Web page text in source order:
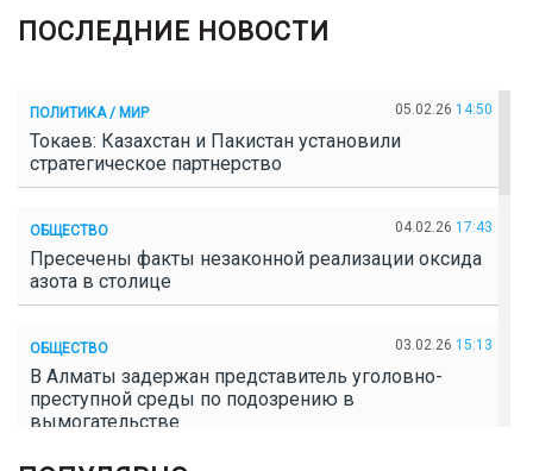
ПОСЛЕДНИЕ НОВОСТИ
ПОЛИТИКА / МИР 05.02.26 14:50
Токаев: Казахстан и Пакистан установили
стратегическое партнерство
ОБЩЕСТВО 04.02.26 17:43
Пресечены факты незаконной реализации оксида
азота в столице
ОБЩЕСТВО 03.02.26 15:13
В Алматы задержан представитель уголовно-
преступной среды по подозрению в
вымогательстве